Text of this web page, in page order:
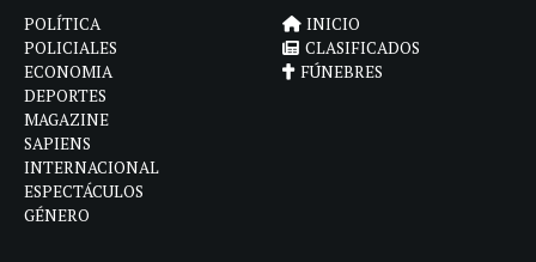
POLÍTICA
POLICIALES
ECONOMIA
DEPORTES
MAGAZINE
SAPIENS
INTERNACIONAL
ESPECTÁCULOS
GÉNERO
INICIO
CLASIFICADOS
FÚNEBRES